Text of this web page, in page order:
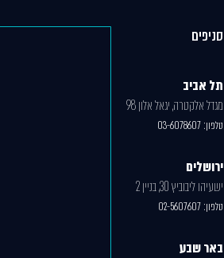
סניפים
תל אביב
מגדל אלקטרה, יגאל אלון 98
טלפון: 03-6078607
ירושלים
ישעיהו ליבוביץ 30, בניין 2
טלפון: 02-5607607
באר שבע